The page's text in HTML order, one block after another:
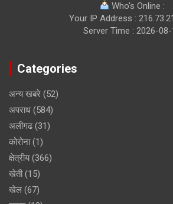
Who's Online :
Your IP Address :
Server Time : 2026-08-
Categories
अन्य खबरे (52)
अपराध (584)
अलीगढ(31)
कोरोना(1)
क्षेत्रीय(366)
खेती(15)
खेल (67)